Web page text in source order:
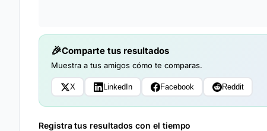
Comparte tus resultados
Muestra a tus amigos cómo te comparas.
X LinkedIn Facebook Reddit
Registra tus resultados con el tiempo